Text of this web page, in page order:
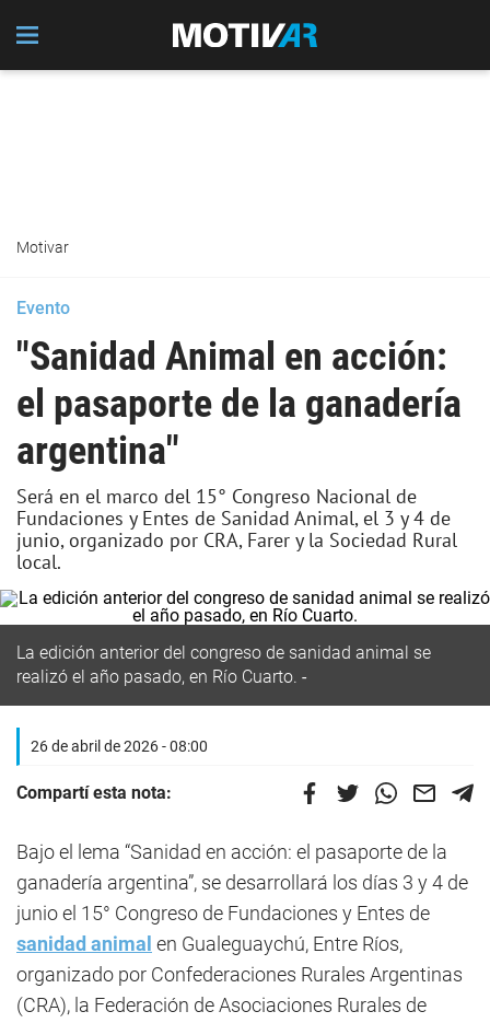
Motivar
Evento
"Sanidad Animal en acción:
el pasaporte de la ganadería
argentina"
Será en el marco del 15° Congreso Nacional de
Fundaciones y Entes de Sanidad Animal, el 3 y 4 de
junio, organizado por CRA, Farer y la Sociedad Rural
local.
La edición anterior del congreso de sanidad animal se
realizó el año pasado, en Río Cuarto.
26 de abril de 2026 - 08:00
Compartí esta nota:
Bajo el lema “Sanidad en acción: el pasaporte de la
ganadería argentina”, se desarrollará los días 3 y 4 de
junio el 15° Congreso de Fundaciones y Entes de
sanidad animal en Gualeguaychú, Entre Ríos,
organizado por Confederaciones Rurales Argentinas
(CRA), la Federación de Asociaciones Rurales de